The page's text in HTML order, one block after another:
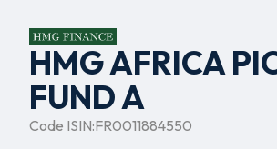
HMG AFRICA
FUND A
Code ISIN:FR0011884550